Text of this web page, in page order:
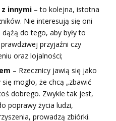
z innymi – to kolejna, istotna
Nie interesują się oni
do tego, aby były to
przyjaźni czy
oraz lojalności;
– Rzecznicy jawią się jako
mogło, że chcą „zbawić
dobrego. Zwykle tak jest,
poprawy życia ludzi,
prowadzą zbiórki.